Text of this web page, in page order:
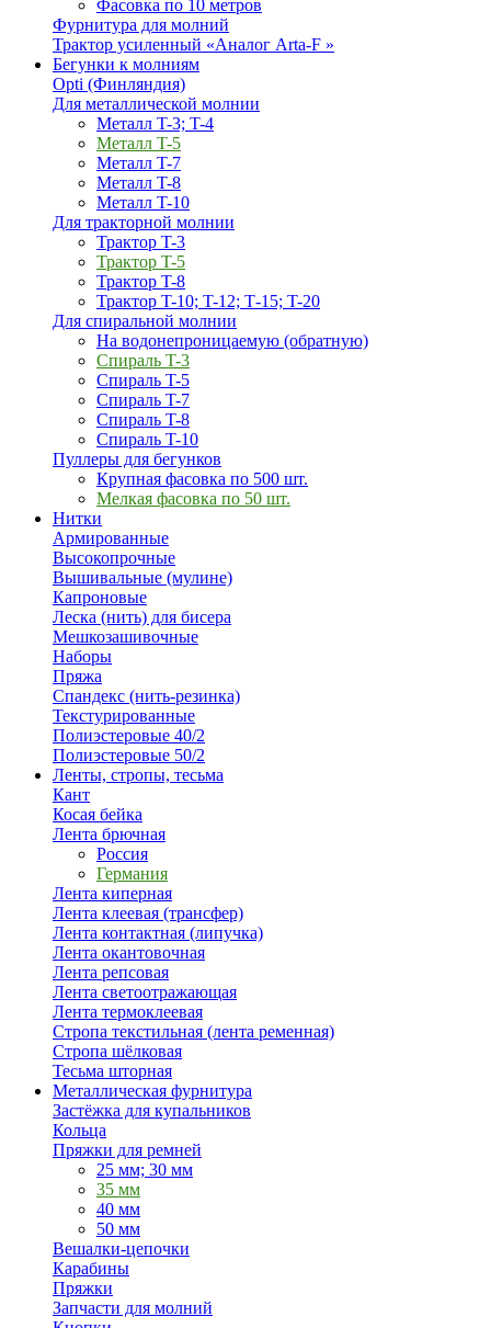
Фасовка по 10 метров
Фурнитура для молний
Трактор усиленный «Аналог Arta-F »
Бегунки к молниям
Opti (Финляндия)
Для металлической молнии
Металл T-3; T-4
Металл T-5
Металл T-7
Металл T-8
Металл T-10
Для тракторной молнии
Трактор T-3
Трактор T-5
Трактор T-8
Трактор T-10; T-12; Т-15; T-20
Для спиральной молнии
На водонепроницаемую (обратную)
Спираль T-3
Спираль T-5
Спираль T-7
Спираль T-8
Спираль T-10
Пуллеры для бегунков
Крупная фасовка по 500 шт.
Мелкая фасовка по 50 шт.
Нитки
Армированные
Высокопрочные
Вышивальные (мулине)
Капроновые
Леска (нить) для бисера
Мешкозашивочные
Наборы
Пряжа
Спандекс (нить-резинка)
Текстурированные
Полиэстеровые 40/2
Полиэстеровые 50/2
Ленты, стропы, тесьма
Кант
Косая бейка
Лента брючная
Россия
Германия
Лента киперная
Лента клеевая (трансфер)
Лента контактная (липучка)
Лента окантовочная
Лента репсовая
Лента светоотражающая
Лента термоклеевая
Стропа текстильная (лента ременная)
Стропа шёлковая
Тесьма шторная
Металлическая фурнитура
Застёжка для купальников
Кольца
Пряжки для ремней
25 мм; 30 мм
35 мм
40 мм
50 мм
Вешалки-цепочки
Карабины
Пряжки
Запчасти для молний